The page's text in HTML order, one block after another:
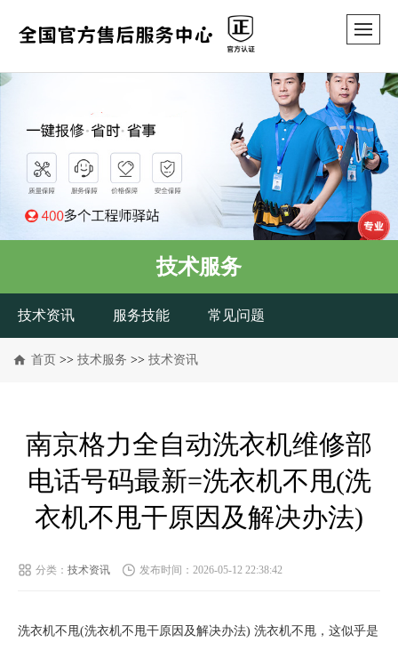
技术服务
技术资讯 服务技能 常见问题
首页 >> 技术服务 >> 技术资讯
南京格力全自动洗衣机维修部
电话号码最新=洗衣机不甩(洗
衣机不甩干原因及解决办法)
分类： 技术资讯 发布时间：2026-05-12 22:38:42
洗衣机不甩(洗衣机不甩干原因及解决办法) 洗衣机不甩，这似乎是